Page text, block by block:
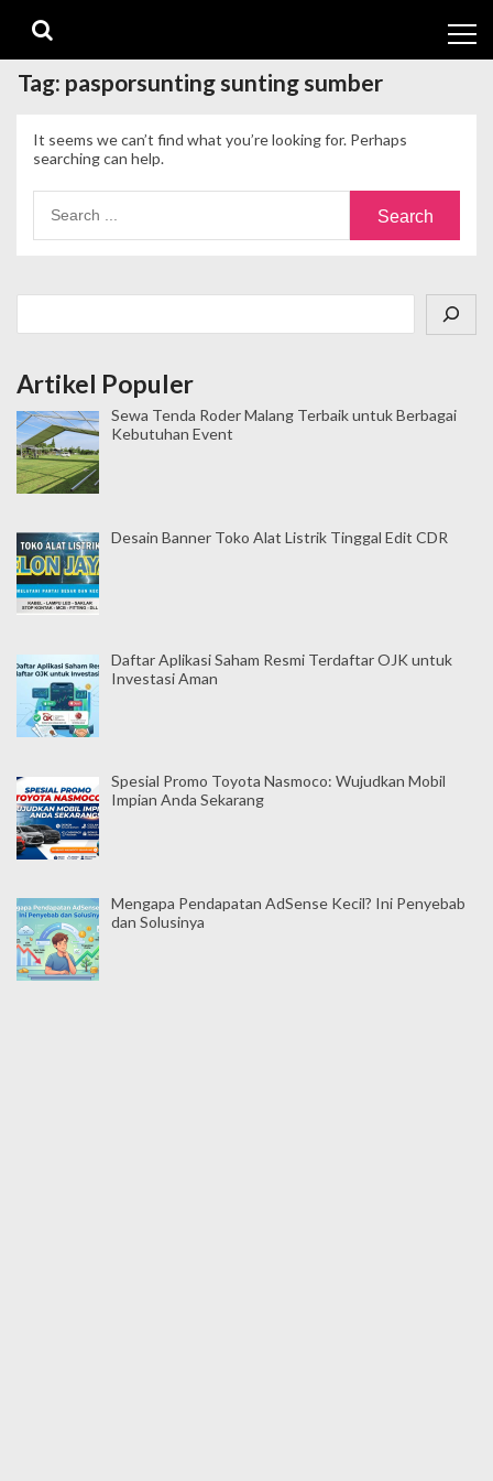
navigation
content
Tag: pasporsunting sunting sumber
It seems we can’t find what you’re looking for. Perhaps
searching can help.
for:
Artikel Populer
Sewa Tenda Roder Malang Terbaik untuk Berbagai
Kebutuhan Event
Desain Banner Toko Alat Listrik Tinggal Edit CDR
Daftar Aplikasi Saham Resmi Terdaftar OJK untuk
Investasi Aman
Spesial Promo Toyota Nasmoco: Wujudkan Mobil
Impian Anda Sekarang
Mengapa Pendapatan AdSense Kecil? Ini Penyebab
dan Solusinya